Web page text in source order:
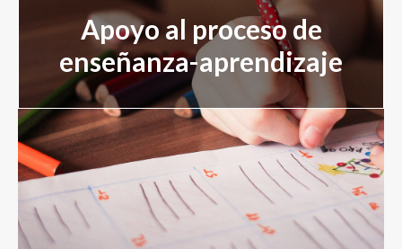
Servicios Formativos
Alquiler de aulas
Nuestro Equipo
Blog
Apoyo al proceso de
enseñanza-aprendizaje